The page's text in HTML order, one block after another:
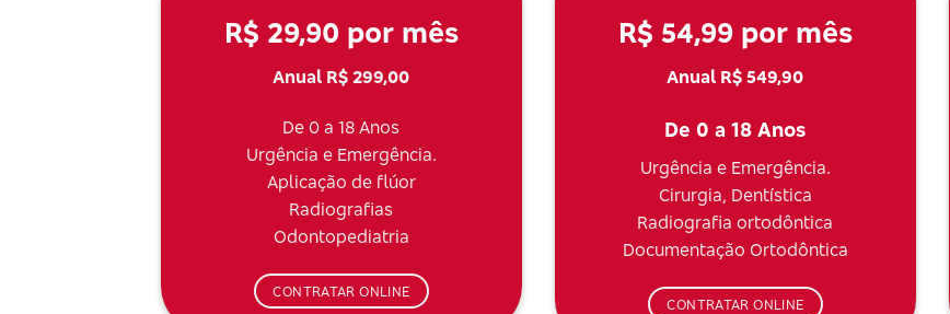
R$ 29,90 por mês
Anual R$ 299,00
De 0 a 18 Anos
Urgência e Emergência.
Aplicação de flúor
Radiografias
Odontopediatria
CONTRATAR ONLINE
R$ 54,99 por mês
Anual R$ 549,90
De 0 a 18 Anos
Urgência e Emergência.
Cirurgia, Dentística
Radiografia ortodôntica
Documentação Ortodôntica
CONTRATAR ONLINE